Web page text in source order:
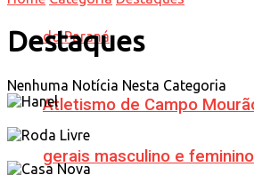
Atletismo de Campo
gerais masculino e
Destaques
Nenhuma Notícia Nesta Categoria